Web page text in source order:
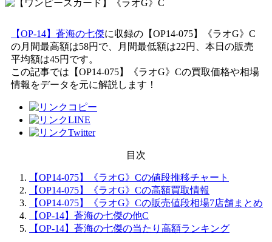
【OP-14】蒼海の七傑に収録の【OP14-075】《ラオG》C
の月間最高額は58円で、月間最低額は22円、本日の販売
平均額は45円です。
この記事では【OP14-075】《ラオG》Cの買取価格や相場
情報をデータを元に解説します！
目次
【OP14-075】《ラオG》Cの値段推移チャート
【OP14-075】《ラオG》Cの高額買取情報
【OP14-075】《ラオG》Cの販売値段相場7店舗まとめ
【OP-14】蒼海の七傑の他C
【OP-14】蒼海の七傑の当たり高額ランキング